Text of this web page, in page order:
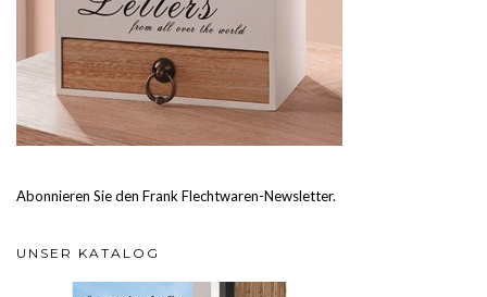
Abonnieren Sie den Frank Flechtwaren-Newsletter.
UNSER KATALOG